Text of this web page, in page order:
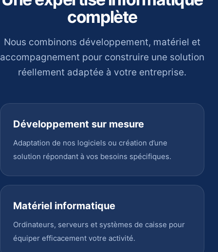
complète
Nous combinons développement, matériel et
accompagnement pour construire une solution
réellement adaptée à votre entreprise.
Développement sur mesure
Adaptation de nos logiciels ou création d’une
solution répondant à vos besoins spécifiques.
Matériel informatique
Ordinateurs, serveurs et systèmes de caisse pour
équiper efficacement votre activité.